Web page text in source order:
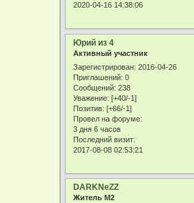
2020-04-16 14:38:06
Юрий из 4
Активный участник
Зарегистрирован: 2016-04-26
Приглашений: 0
Сообщений: 238
Уважение: [+40/-1]
Позитив: [+66/-1]
Провел на форуме:
3 дня 6 часов
Последний визит:
2017-08-08 02:53:21
DARKNeZZ
Житель М2